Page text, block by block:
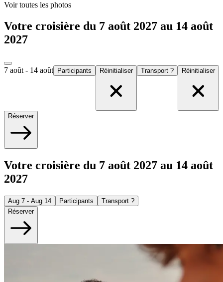
Voir toutes les photos
Votre croisière du 7 août 2027 au 14 août
2027
7 août - 14 août Participants Réinitialiser Transport ? Réinitialiser
Réserver
Votre croisière du 7 août 2027 au 14 août
2027
Aug 7 - Aug 14 Participants
Transport ?
Réserver